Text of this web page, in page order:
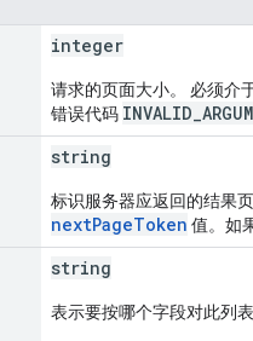
integer
请求的页面大小。 必须介
错误代码
string
标识服务器应返回的结果
nextPageToken 值。如
string
表示要按哪个字段对此列